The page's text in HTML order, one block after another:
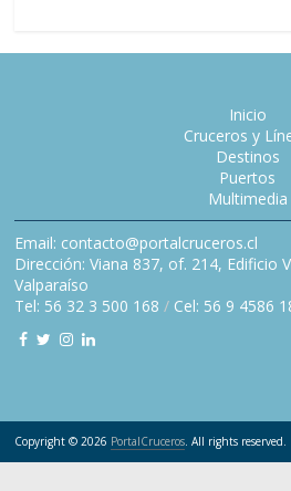
Inicio
Cruceros y
Destinos
Puertos
Multimedia
Email: contacto@portalcruceros.cl
Dirección: Viana 837, of. 214, Edificio
Valparaíso
Tel: 56 32 3 500 168 / Cel: 56 9 4586
Copyright © 2026 PortalCruceros. All rights reserved.